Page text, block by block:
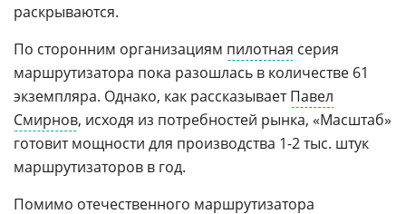
раскрываются.
По сторонним организациям пилотная серия
маршрутизатора пока разошлась в количестве 61
экземпляра. Однако, как рассказываетПавел
Смирнов, исходя из потребностей рынка, «Масштаб»
готовит мощности для производства 1-2 тыс. штук
маршрутизаторов в год.
Помимо отечественного маршрутизатора